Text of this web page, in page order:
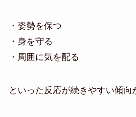
・姿勢を保つ
・身を守る
・周囲に気を配る
といった反応が続きやすい傾向